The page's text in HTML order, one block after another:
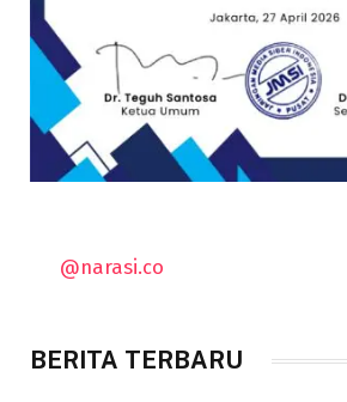
@narasi.co
BERITA TERBARU